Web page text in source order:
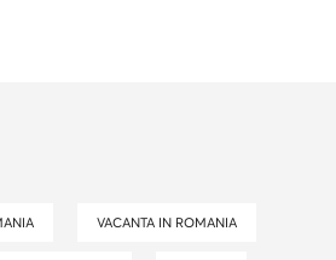
VACANTA IN ROMANIA